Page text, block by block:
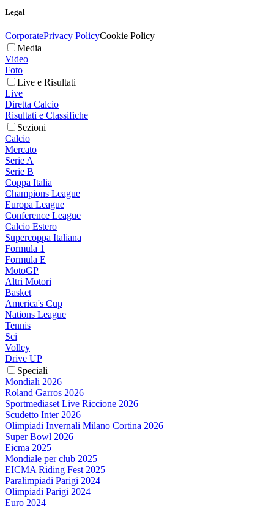
Legal
CorporatePrivacy PolicyCookie Policy
Media
Video
Foto
Live e Risultati
Live
Diretta Calcio
Risultati e Classifiche
Sezioni
Calcio
Mercato
Serie A
Serie B
Coppa Italia
Champions League
Europa League
Conference League
Calcio Estero
Supercoppa Italiana
Formula 1
Formula E
MotoGP
Altri Motori
Basket
America's Cup
Nations League
Tennis
Sci
Volley
Drive UP
Speciali
Mondiali 2026
Roland Garros 2026
Sportmediaset Live Riccione 2026
Scudetto Inter 2026
Olimpiadi Invernali Milano Cortina 2026
Super Bowl 2026
Eicma 2025
Mondiale per club 2025
EICMA Riding Fest 2025
Paralimpiadi Parigi 2024
Olimpiadi Parigi 2024
Euro 2024